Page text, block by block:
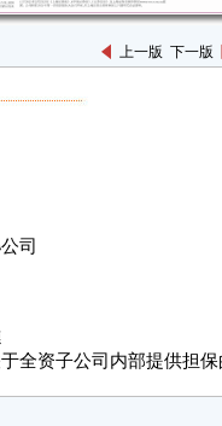
上一版 下一版
司
全资子公司内部提供担
2、
计划